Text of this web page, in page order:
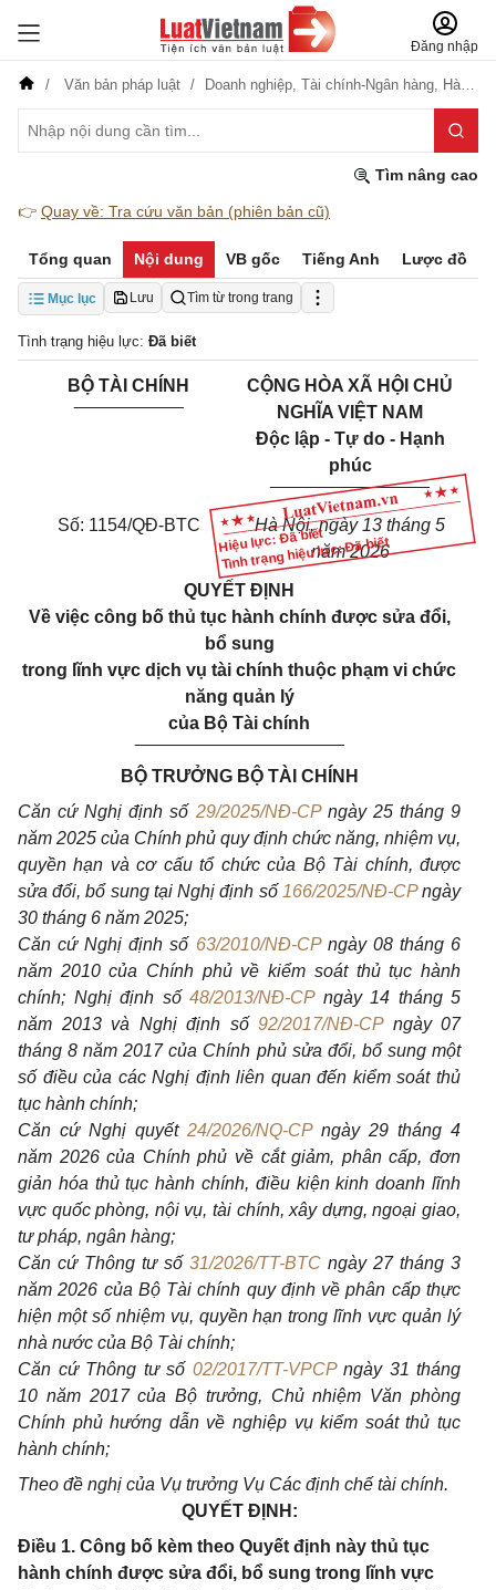
Đăng nhập
Văn bản pháp luật Doanh nghiệp, Tài chính-Ngân hàng, Hành chính
Tìm nâng cao
👉 Quay về: Tra cứu văn bản (phiên bản cũ)
Tổng quan Nội dung VB gốc Tiếng Anh Lược đồ
Mục lục Lưu Tìm từ trong trang
Tình trạng hiệu lực: Đã biết
Hiệu lực: Đã biết
Tình trạng hiệu lực: Đã biết
BỘ TÀI CHÍNH
___________
CỘNG HÒA XÃ HỘI CHỦ
NGHĨA VIỆT NAM
Độc lập - Tự do - Hạnh
phúc
________________
Số: 1154/QĐ-BTC
Hà Nội, ngày 13 tháng 5
năm 2026
QUYẾT ĐỊNH
Về việc công bố thủ tục hành chính được sửa đổi,
bổ sung
trong lĩnh vực dịch vụ tài chính thuộc phạm vi chức
năng quản lý
của Bộ Tài chính
_____________________
BỘ TRƯỞNG BỘ TÀI CHÍNH
Căn cứ Nghị định số 29/2025/NĐ-CPngày 25 tháng 9
năm 2025 của Chính phủ quy định chức năng, nhiệm vụ,
quyền hạn và cơ cấu tổ chức của Bộ Tài chính, được
sửa đổi, bổ sung tại Nghị định số 166/2025/NĐ-CPngày
30 tháng 6 năm 2025;
Căn cứ Nghị định số 63/2010/NĐ-CPngày 08 tháng 6
năm 2010 của Chính phủ về kiểm soát thủ tục hành
chính; Nghị định số 48/2013/NĐ-CPngày 14 tháng 5
năm 2013 và Nghị định số 92/2017/NĐ-CPngày 07
tháng 8 năm 2017 của Chính phủ sửa đổi, bổ sung một
số điều của các Nghị định liên quan đến kiểm soát thủ
tục hành chính;
Căn cứ Nghị quyết 24/2026/NQ-CPngày 29 tháng 4
năm 2026 của Chính phủ về cắt giảm, phân cấp, đơn
giản hóa thủ tục hành chính, điều kiện kinh doanh lĩnh
vực quốc phòng, nội vụ, tài chính, xây dựng, ngoại giao,
tư pháp, ngân hàng;
Căn cứ Thông tư số 31/2026/TT-BTC ngày 27 tháng 3
năm 2026 của Bộ Tài chính quy định về phân cấp thực
hiện một số nhiệm vụ, quyền hạn trong lĩnh vực quản lý
nhà nước của Bộ Tài chính;
Căn cứ Thông tư số 02/2017/TT-VPCPngày 31 tháng
10 năm 2017 của Bộ trưởng, Chủ nhiệm Văn phòng
Chính phủ hướng dẫn về nghiệp vụ kiểm soát thủ tục
hành chính;
Theo đề nghị của Vụ trưởng Vụ Các định chế tài chính.
QUYẾT ĐỊNH:
Điều 1. Công bố kèm theo Quyết định này thủ tục
hành chính được sửa đổi, bổ sung trong lĩnh vực